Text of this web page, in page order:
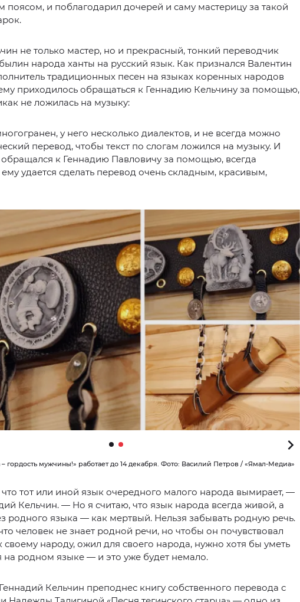
поясом, и поблагодарил дочерей и саму мастерицу за такой
не только мастер, но и прекрасный, тонкий переводчик
народа ханты на русский язык. Как признался Валентин
традиционных песен на языках коренных народов
приходилось обращаться к Геннадию Кельчину за помощью,
не ложилась на музыку:
у него несколько диалектов, и не всегда можно
перевод, чтобы текст по слогам ложился на музыку. И
к Геннадию Павловичу за помощью, всегда
ему удается сделать перевод очень складным, красивым,
гордость мужчины!» работает до 14 декабря. Фото: Василий Петров / «Ямал-Медиа»
что тот или иной язык очередного малого народа вымирает, —
Кельчин. — Но я считаю, что язык народа всегда живой, а
родного языка — как мертвый. Нельзя забывать родную речь.
человек не знает родной речи, но чтобы он почувствовал
своему народу, ожил для своего народа, нужно хотя бы уметь
на родном языке — и это уже будет немало.
Кельчин преподнес книгу собственного перевода с